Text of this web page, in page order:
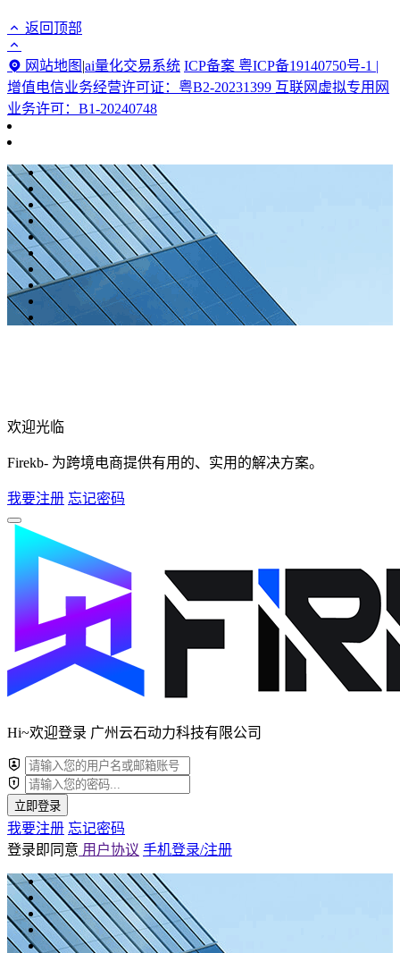
返回顶部
网站地图 |ai量化交易系统 ICP备案 粤ICP备19140750号-1 |
增值电信业务经营许可证：粤B2-20231399 互联网虚拟专用网
业务许可：B1-20240748
欢迎光临
Firekb- 为跨境电商提供有用的、实用的解决方案。
我要注册 忘记密码
Hi~欢迎登录 广州云石动力科技有限公司
立即登录
我要注册 忘记密码
登录即同意 用户协议 手机登录/注册